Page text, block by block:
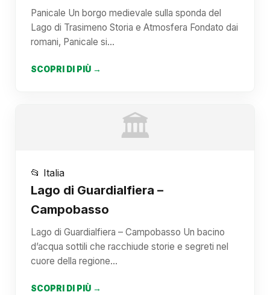
Panicale Un borgo medievale sulla sponda del
Lago di Trasimeno Storia e Atmosfera Fondato dai
romani, Panicale si…
SCOPRI DI PIÙ →
🏛️
📂 Italia
Lago di Guardialfiera –
Campobasso
Lago di Guardialfiera – Campobasso Un bacino
d’acqua sottili che racchiude storie e segreti nel
cuore della regione…
SCOPRI DI PIÙ →